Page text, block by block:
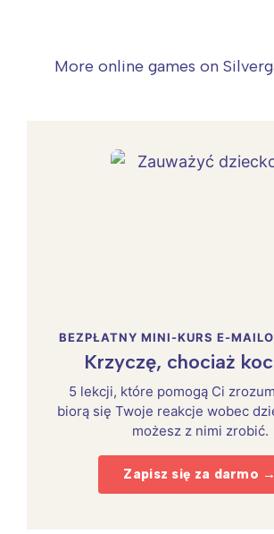
More online games on
BEZPŁATNY MINI-KURS E-
Krzyczę, chociaż
5 lekcji, które pomogą Ci
biorą się Twoje reakcje wobec
możesz z nimi zrobić.
Zapisz się za darmo →